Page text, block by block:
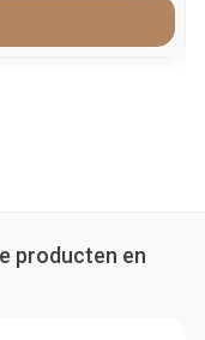
producten en